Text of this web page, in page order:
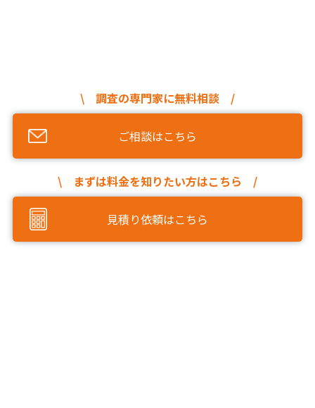
\ 調査の専門家に無料相談 /
ご相談はこちら
\ まずは料金を知りたい方はこちら /
見積り依頼はこちら